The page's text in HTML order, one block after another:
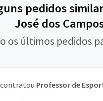
pedidos
José dos
os últimos pedidos
contratou Professor de